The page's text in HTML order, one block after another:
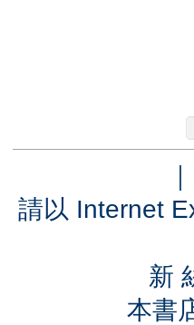
｜
請以 Internet
新
本書